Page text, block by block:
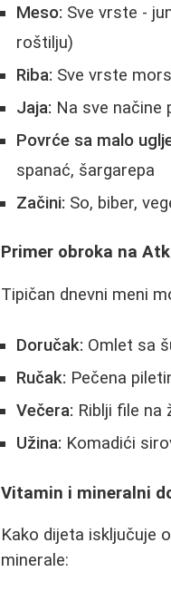
Meso: Sve vrste -
roštilju)
Riba: Sve vrste
Jaja: Na sve načine
Povrće sa malo
spanać, šargarepa
Začini: So, biber,
Primer obroka na
Tipičan dnevni meni
Doručak: Omlet sa
Ručak: Pečena
Večera: Riblji file na
Užina: Komadići
Vitamin i mineralni
Kako dijeta isključuje
minerale: